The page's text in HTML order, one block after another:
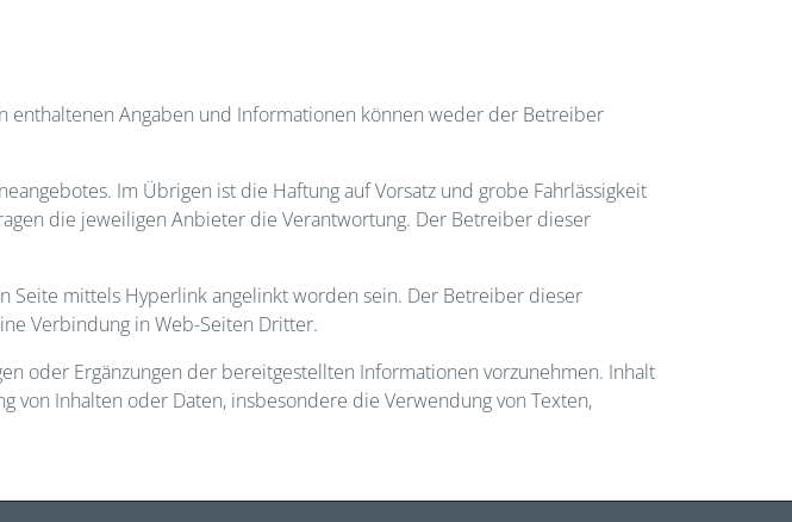
Angaben und Informationen können weder der Betreiber
Im Übrigen ist die Haftung auf Vorsatz und grobe Fahrlässigkeit
die jeweiligen Anbieter die Verantwortung. Der Betreiber dieser
Seite mittels Hyperlink angelinkt worden sein. Der Betreiber dieser
Verbindung in Web-Seiten Dritter.
oder Ergänzungen der bereitgestellten Informationen vorzunehmen. Inhalt
Inhalten oder Daten, insbesondere die Verwendung von Texten,